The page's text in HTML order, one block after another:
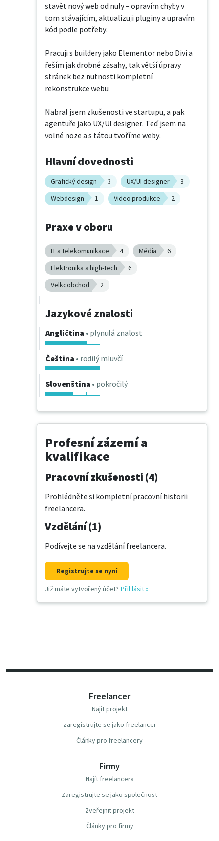
stavět nový web od nuly – opravím chyby v
tom stávajícím, aktualizuji pluginy a upravím
kód podle potřeby.
Pracuji s buildery jako Elementor nebo Divi a
řeším jak drobné zásahy, tak větší úpravy
stránek bez nutnosti kompletní
rekonstrukce webu.
Nabral jsem zkušenosti ve startupu, a pak
agentuře jako UX/UI designer. Teď jsem na
volné noze a s tátou tvoříme weby.
Hlavní dovednosti
Grafický design 3 UX/UI designer
3
Webdesign
1 Video produkce 2
Praxe v oboru
IT a telekomunikace 4 Média
6
Elektronika a high-tech
6
Velkoobchod
2
Jazykové znalosti
Angličtina • plynulá znalost
Čeština • rodilý mluvčí
Slovenština • pokročilý
Profesní zázemí a
kvalifikace
Pracovní zkušenosti (4)
Prohlédněte si kompletní pracovní historii
freelancera.
Vzdělání (1)
Podívejte se na vzdělání freelancera.
Registrujte se nyní
Již máte vytvořený účet? Přihlásit»
Freelancer
Najít projekt
Zaregistrujte se jako freelancer
Články pro freelancery
Firmy
Najít freelancera
Zaregistrujte se jako společnost
Zveřejnit projekt
Články pro firmy